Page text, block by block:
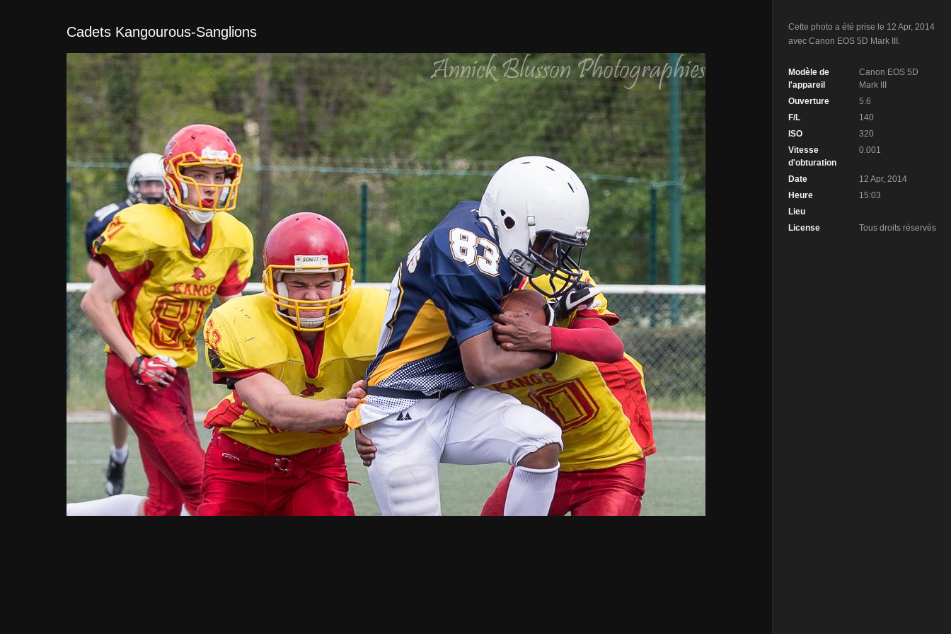
Cadets Kangourous-Sanglions
Cette photo a été prise le 12 Apr, 2014
avec Canon EOS 5D Mark III.
Modèle de
l'appareil
Canon EOS 5D
Mark III
Ouverture
5.6
F/L
140
ISO
320
Vitesse
d'obturation
0.001
Date
12 Apr, 2014
Heure
15:03
Lieu
License
Tous droits réservés